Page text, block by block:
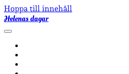
Hoppa till innehåll
Helenas dagar
öppna